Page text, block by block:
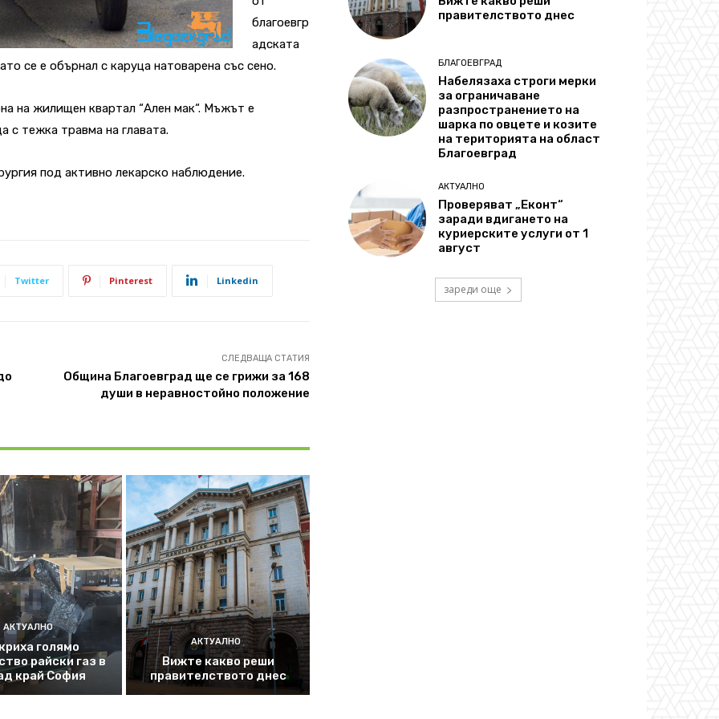
благоевгр
адската
се е обърнал с каруца натоварена със сено.
на жилищен квартал “Ален мак“. Мъжът е
с тежка травма на главата.
под активно лекарско наблюдение.
Twitter Pinterest Linkedin
СЛЕДВАЩА СТАТИЯ
Община Благоевград ще се грижи за 168
души в неравностойно положение
АКТУАЛНО
голямо
райски газ в
край София
АКТУАЛНО
Вижте какво реши
правителството днес
правителството днес
БЛАГОЕВГРАД
Набелязаха строги мерки
за ограничаване
разпространението на
шарка по овцете и козите
на територията на област
Благоевград
АКТУАЛНО
Проверяват „Еконт“
заради вдигането на
куриерските услуги от 1
август
зареди още